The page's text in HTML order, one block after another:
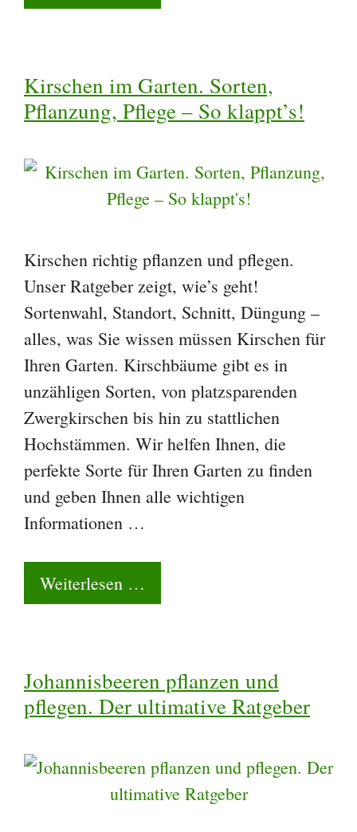
Kirschen im Garten. Sorten,
Pflanzung, Pflege – So klappt’s!
Kirschen richtig pflanzen und pflegen.
Unser Ratgeber zeigt, wie’s geht!
Sortenwahl, Standort, Schnitt, Düngung –
alles, was Sie wissen müssen Kirschen für
Ihren Garten. Kirschbäume gibt es in
unzähligen Sorten, von platzsparenden
Zwergkirschen bis hin zu stattlichen
Hochstämmen. Wir helfen Ihnen, die
perfekte Sorte für Ihren Garten zu finden
und geben Ihnen alle wichtigen
Informationen …
Weiterlesen …
Johannisbeeren pflanzen und
pflegen. Der ultimative Ratgeber